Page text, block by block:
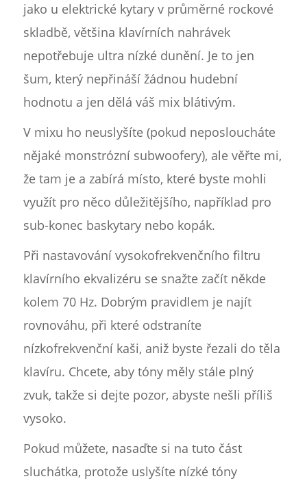
jako u elektrické kytary v průměrné rockové
skladbě, většina klavírních nahrávek
nepotřebuje ultra nízké dunění. Je to jen
šum, který nepřináší žádnou hudební
hodnotu a jen dělá váš mix blátivým.
V mixu ho neuslyšíte (pokud neposloucháte
nějaké monstrózní subwoofery), ale věřte mi,
že tam je a zabírá místo, které byste mohli
využít pro něco důležitějšího, například pro
sub-konec baskytary nebo kopák.
Při nastavování vysokofrekvenčního filtru
klavírního ekvalizéru se snažte začít někde
kolem 70 Hz. Dobrým pravidlem je najít
rovnováhu, při které odstraníte
nízkofrekvenční kaši, aniž byste řezali do těla
klavíru. Chcete, aby tóny měly stále plný
zvuk, takže si dejte pozor, abyste nešli příliš
vysoko.
Pokud můžete, nasaďte si na tuto část
sluchátka, protože uslyšíte nízké tóny